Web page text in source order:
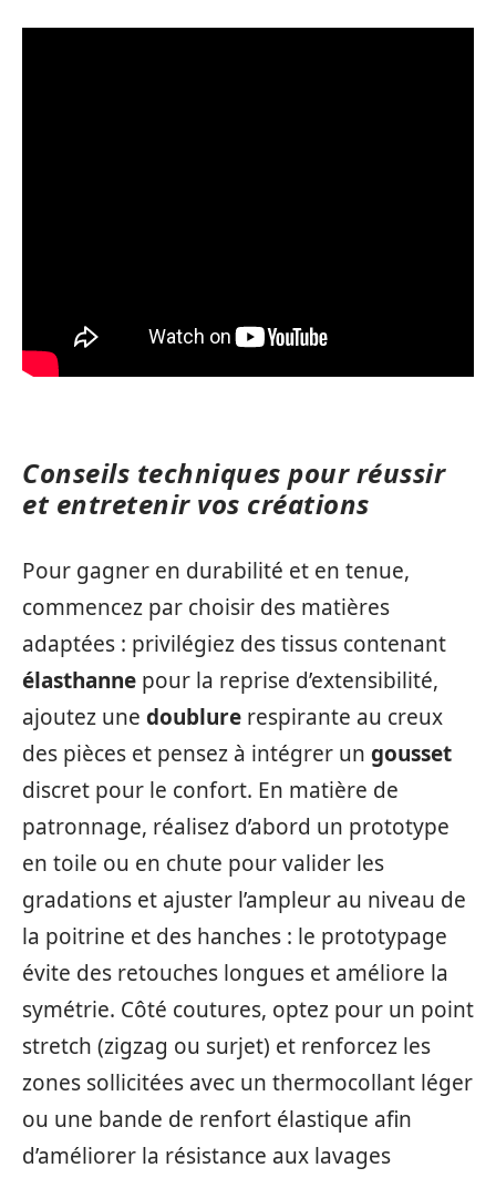
Conseils techniques pour réussir
et entretenir vos créations
Pour gagner en durabilité et en tenue,
commencez par choisir des matières
adaptées : privilégiez des tissus contenant
élasthanne pour la reprise d’extensibilité,
ajoutez une doublure respirante au creux
des pièces et pensez à intégrer un gousset
discret pour le confort. En matière de
patronnage, réalisez d’abord un prototype
en toile ou en chute pour valider les
gradations et ajuster l’ampleur au niveau de
la poitrine et des hanches : le prototypage
évite des retouches longues et améliore la
symétrie. Côté coutures, optez pour un point
stretch (zigzag ou surjet) et renforcez les
zones sollicitées avec un thermocollant léger
ou une bande de renfort élastique afin
d’améliorer la résistance aux lavages